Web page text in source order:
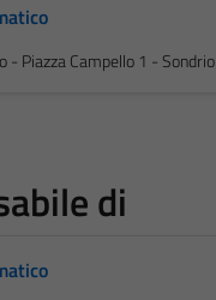
- Piazza Campello 1 - Sondrio
di